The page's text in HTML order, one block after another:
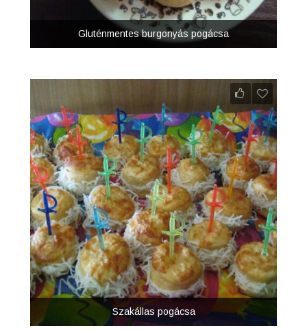
Gluténmentes burgonyás pogácsa
Szakállas pogácsa